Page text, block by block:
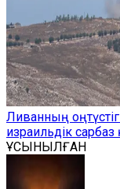
Ливанның
израильдік сарбаз
ҰСЫНЫЛҒАН